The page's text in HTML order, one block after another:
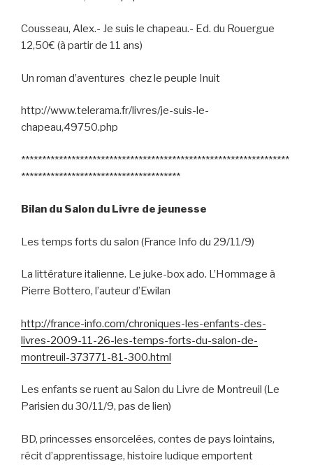
Cousseau, Alex.- Je suis le chapeau.- Ed. du Rouergue
12,50€ (à partir de 11 ans)
Un roman d’aventures chez le peuple Inuit
http://www.telerama.fr/livres/je-suis-le-
chapeau,49750.php
****************************************************************
**************************************
Bilan du Salon du Livre de jeunesse
Les temps forts du salon (France Info du 29/11/9)
La littérature italienne. Le juke-box ado. L’Hommage à
Pierre Bottero, l’auteur d’Ewilan
http://france-info.com/chroniques-les-enfants-des-
livres-2009-11-26-les-temps-forts-du-salon-de-
montreuil-373771-81-300.html
Les enfants se ruent au Salon du Livre de Montreuil (Le
Parisien du 30/11/9, pas de lien)
BD, princesses ensorcelées, contes de pays lointains,
récit d’apprentissage, histoire ludique emportent